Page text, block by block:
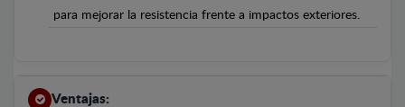
para mejorar la resistencia frente a impactos exteriores.
Ventajas: